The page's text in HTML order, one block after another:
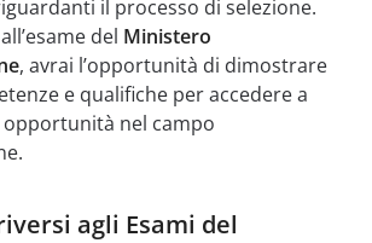
il processo di selezione.
del Ministero
, avrai l’opportunità di dimostrare
e qualifiche per accedere a
nel campo
agli Esami del